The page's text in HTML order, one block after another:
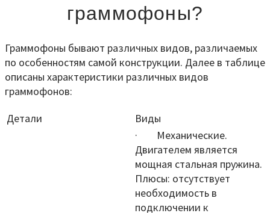
граммофоны?
Граммофоны бывают различных видов, различаемых
по особенностям самой конструкции. Далее в таблице
описаны характеристики различных видов
граммофонов:
Детали
Виды
· Механические.
Двигателем является
мощная стальная пружина.
Плюсы: отсутствует
необходимость в
подключении к